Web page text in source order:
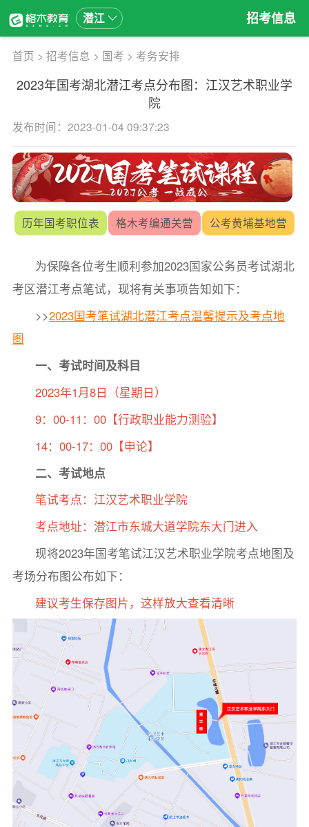
潜江 招考信息
首页 > 招考信息 > 国考 > 考务安排
2023年国考湖北潜江考点分布图：江汉艺术职业学
院
发布时间：2023-01-04 09:37:23
历年国考职位表 格木考编通关营 公考黄埔基地营
为保障各位考生顺利参加2023国家公务员考试湖北
考区潜江考点笔试，现将有关事项告知如下：
>>2023国考笔试湖北潜江考点温馨提示及考点地
图
一、考试时间及科目
2023年1月8日（星期日）
9：00-11：00【行政职业能力测验】
14：00-17：00【申论】
二、考试地点
笔试考点：江汉艺术职业学院
考点地址：潜江市东城大道学院东大门进入
现将2023年国考笔试江汉艺术职业学院考点地图及
考场分布图公布如下：
建议考生保存图片，这样放大查看清晰